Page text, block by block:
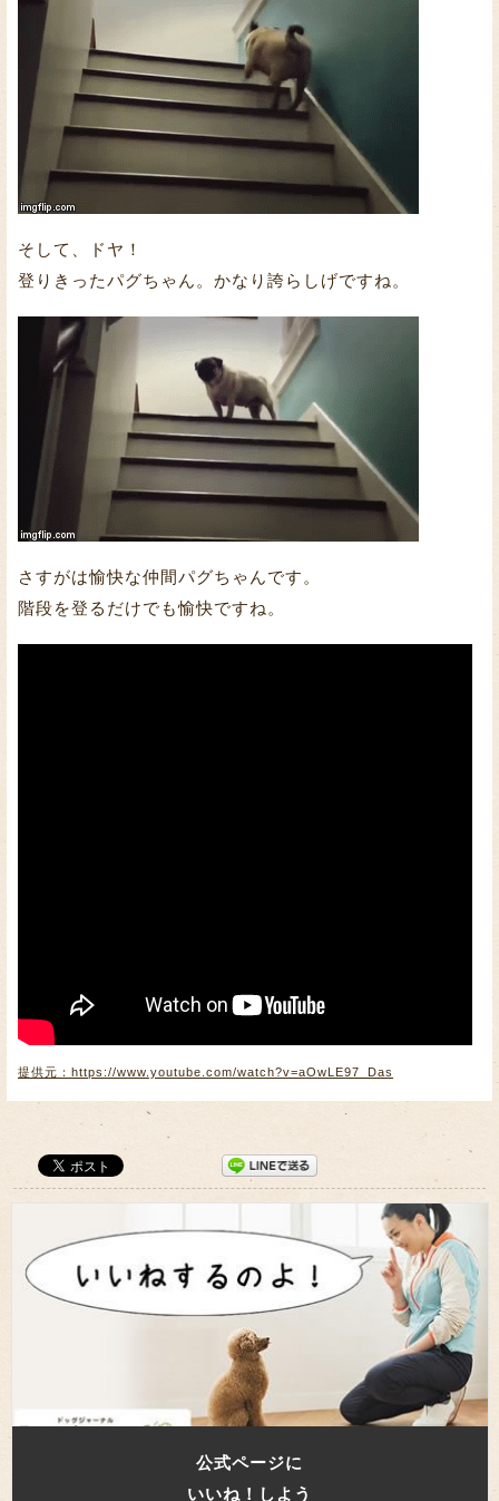
そして、ドヤ！
登りきったパグちゃん。かなり誇らしげですね。
さすがは愉快な仲間パグちゃんです。
階段を登るだけでも愉快ですね。
提供元：https://www.youtube.com/watch?v=aOwLE97_Das
公式ページに
いいね！しよう